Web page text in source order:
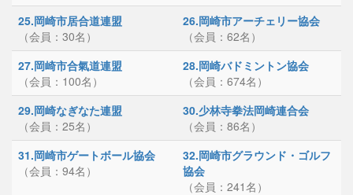
25.岡崎市居合道連盟
（会員：30名）
26.岡崎市アーチェリー協会
（会員：62名）
27.岡崎市合氣道連盟
（会員：100名）
28.岡崎バドミントン協会
（会員：674名）
29.岡崎なぎなた連盟
（会員：25名）
30.少林寺拳法岡崎連合会
（会員：86名）
31.岡崎市ゲートボール協会
（会員：94名）
32.岡崎市グラウンド・ゴルフ
協会
（会員：241名）